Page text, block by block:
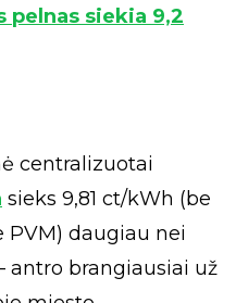
pelnas siekia 9,2
centralizuotai
sieks 9,81 ct/kWh (be
PVM) daugiau nei
antro brangiausiai už